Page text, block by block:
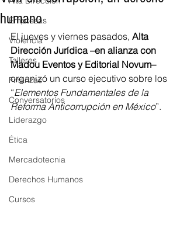
Empresas
Violencia
Talleres
Finanzas
Conversatorios
Liderazgo
Ética
Mercadotecnia
Derechos Humanos
Cursos
humano
El jueves y viernes pasados, Alta
Dirección Jurídica –en alianza con
Madou Eventos y Editorial Novum–
organizó un curso ejecutivo sobre los
“Elementos Fundamentales de la
Reforma Anticorrupción en México”.